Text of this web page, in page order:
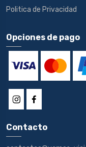
Politica de Privacidad
Opciones de pago
Contacto